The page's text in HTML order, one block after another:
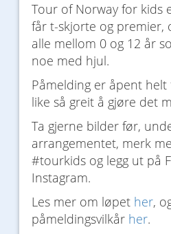
Tour of Norway for kids
får t-skjorte og premier,
alle mellom 0 og 12 år
noe med hjul.
Påmelding er åpent
like så greit å gjøre det
Ta gjerne bilder før,
arrangementet, merk
#tourkids og legg ut på
Instagram.
Les mer om løpet her,
påmeldingsvilkår her.